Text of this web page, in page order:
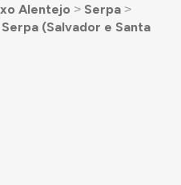
Alentejo ˃ Serpa˃
(Salvador e Santa